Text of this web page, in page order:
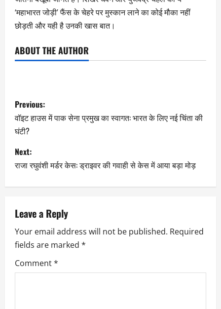
‘महाभारत जोड़ी’ फैंस के चेहरे पर मुस्कान लाने का कोई मौका नहीं
छोड़ती और यही है उनकी खास बात।
ABOUT THE AUTHOR
Previous:
वॉइट हाउस में पाक सेना प्रमुख का स्वागत: भारत के लिए नई चिंता की
घंटी?
Next:
राजा रघुवंशी मर्डर केस: ड्राइवर की गवाही से केस में आया बड़ा मोड़
Leave a Reply
Your email address will not be published. Required
fields are marked *
Comment*